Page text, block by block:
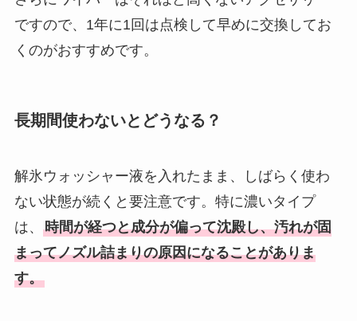
ですので、1年に1回は点検して早めに交換してお
くのがおすすめです。
長期間使わないとどうなる？
解氷ウォッシャー液を入れたまま、しばらく使わ
ない状態が続くと要注意です。特に濃いタイプ
は、 時間が経つと成分が偏って沈殿し、汚れが固
まってノズル詰まりの原因になることがありま
す。